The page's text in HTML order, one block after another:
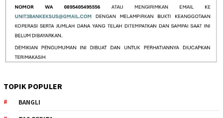
TOPIK POPULER
BANGLI